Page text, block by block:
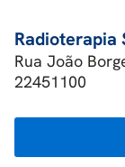
Radioterapia
Rua João
22451100